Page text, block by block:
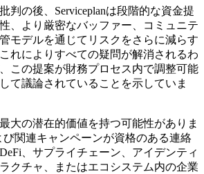
判の後、Serviceplanは段階的な資金提
、より厳密なバッファー、コミュニテ
モデルを通じてリスクをさらに減らす
れによりすべての疑問が解消されるわ
この提案が財務プロセス内で調整可能
て議論されていることを示していま
大の潜在的価値を持つ可能性がありま
び関連キャンペーンが資格のある連絡
、サプライチェーン、アイデンティ
クチャ、またはエコシステム内の企業